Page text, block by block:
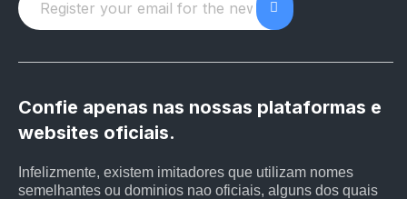
Confie apenas nas nossas plataformas e
websites oficiais.
Infelizmente, existem imitadores que utilizam nomes
semelhantes ou dominios nao oficiais, alguns dos quais